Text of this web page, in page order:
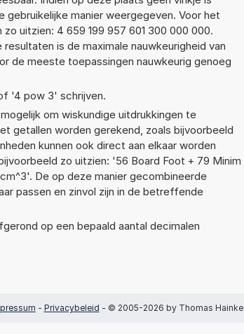
manier weergegeven. Voor het
uitzien: 4 659 199 957 601 300 000 000.
is de maximale nauwkeurigheid van
de meeste toepassingen nauwkeurig genoeg
'4 pow 3' schrijven.
om wiskundige uitdrukkingen te
getallen worden gerekend, zoals bijvoorbeeld
kunnen ook direct aan elkaar worden
zo uitzien: '56 Board Foot + 79 Minim
De op deze manier gecombineerde
passen en zinvol zijn in de betreffende
op een bepaald aantal decimalen
- Privacybeleid - © 2005-2026 by Thomas Hainke